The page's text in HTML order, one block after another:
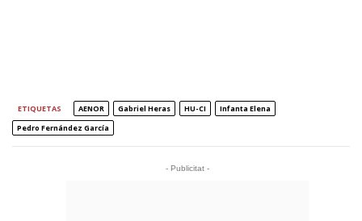
ETIQUETAS AENOR Gabriel Heras HU-CI
Infanta Elena
Pedro Fernández García
- Publicitat -